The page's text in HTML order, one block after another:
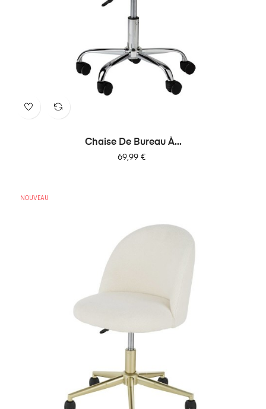
Chaise De Bureau À...
Prix
69,99 €
NOUVEAU